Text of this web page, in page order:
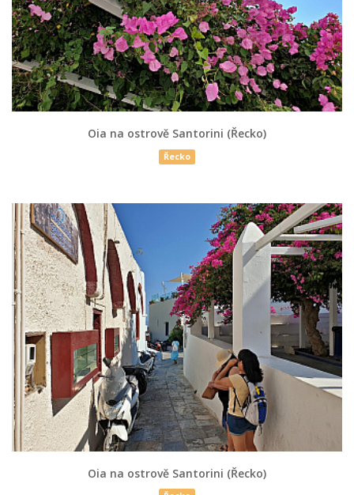
Oia na ostrově Santorini (Řecko)
Řecko
Oia na ostrově Santorini (Řecko)